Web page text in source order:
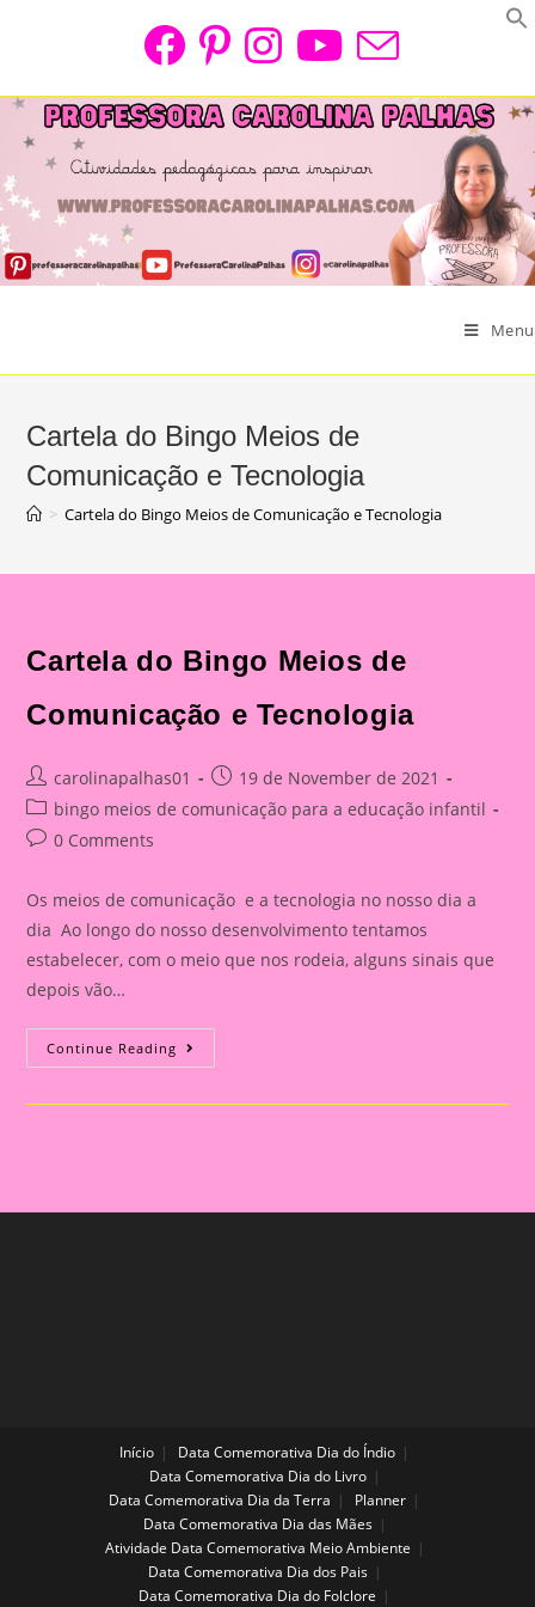
Menu
Cartela do Bingo Meios de
Comunicação e Tecnologia
> Cartela do Bingo Meios de Comunicação e Tecnologia
Cartela do Bingo Meios de
Comunicação e Tecnologia
Post
author:
carolinapalhas01
Post
published:
19 de November de 2021
Post
category:
bingo meios de comunicação para a educação infantil
Post0 Comments
Os meios de comunicação e a tecnologia no nosso dia a
dia Ao longo do nosso desenvolvimento tentamos
estabelecer, com o meio que nos rodeia, alguns sinais que
depois vão…
Continue Reading Cartela
Do
Meios
Início
Data Comemorativa Dia do Índio
Data Comemorativa Dia do Livro
Data Comemorativa Dia da Terra
Planner
Data Comemorativa Dia das Mães
Atividade Data Comemorativa Meio Ambiente
Data Comemorativa Dia dos Pais
Data Comemorativa Dia do Folclore